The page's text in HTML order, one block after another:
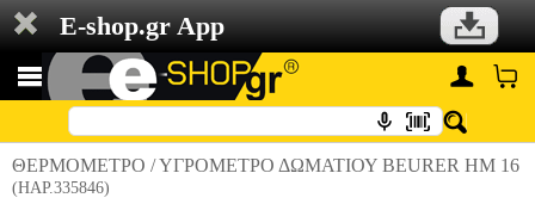
E-shop.gr App
ΘΕΡΜΟΜΕΤΡΟ / ΥΓΡΟΜΕΤΡΟ ΔΩΜΑΤΙΟΥ BEURER ΗΜ 16
(HAP.335846)